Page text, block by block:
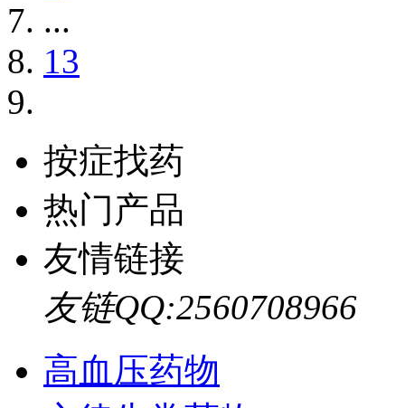
...
13
按症找药
热门产品
友情链接
友链QQ:2560708966
高血压药物